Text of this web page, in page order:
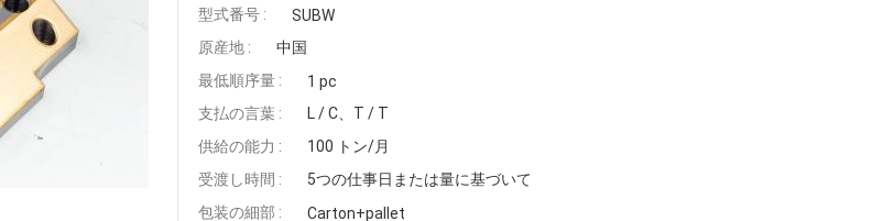
型式番号 :
SUBW
原産地 :
中国
最低順序量 :
1 pc
支払の言葉 :
L / C、T / T
供給の能力 :
100 トン/月
受渡し時間 :
5つの仕事日または量に基づいて
包装の細部 :
Carton+pallet